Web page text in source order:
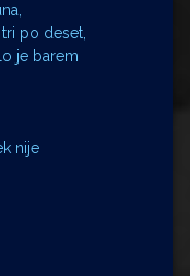
po deset,
je barem
nije